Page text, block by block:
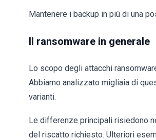
Mantenere i backup in più di una
Il ransomware in generale
Lo scopo degli attacchi
Abbiamo analizzato migliaia di
varianti.
Le differenze principali risiedono
del riscatto richiesto. Ulteriori